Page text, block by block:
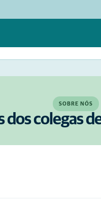
SOBRE NÓS
dos colegas